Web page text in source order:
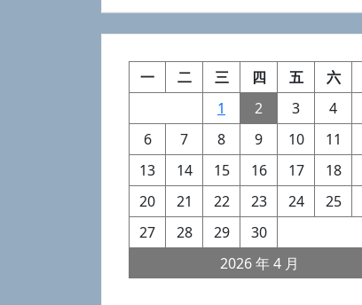
2026 年 4 月
一 二 三 四 五 六
1
2 3 4
6
7 8 9 10 11
13
14 15 16 17 18
20
21 22 23 24 25
27
28 29 30